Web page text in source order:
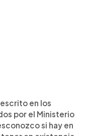
en los
por el Ministerio
si hay en